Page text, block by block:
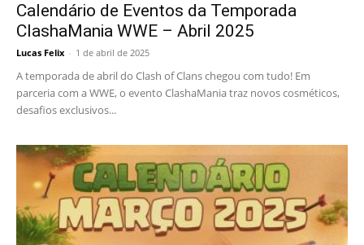
Calendário de Eventos da Temporada
ClashaMania WWE – Abril 2025
Lucas Felix - 1 de abril de 2025
A temporada de abril do Clash of Clans chegou com tudo! Em
parceria com a WWE, o evento ClashaMania traz novos cosméticos,
desafios exclusivos...